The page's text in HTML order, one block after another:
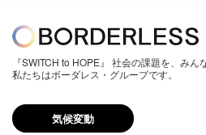
『SWITCH to HOPE』 社会の課題を、みん
私たちはボーダレス・グループです。
気候変動